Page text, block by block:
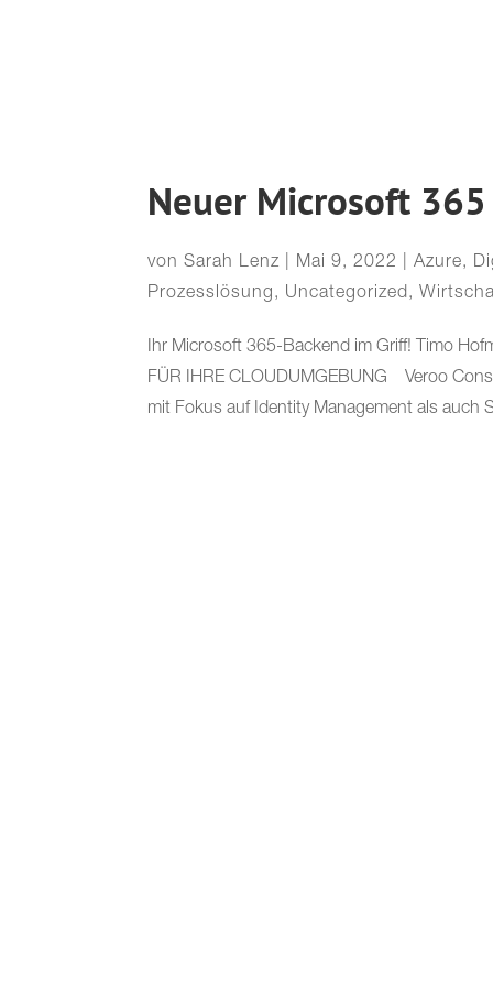
Neuer Microsoft
vonSarah Lenz Mai 9, 2022 |Azure,
Prozesslösung , Uncategorized,
Ihr Microsoft 365-Backend im Griff! Timo
FÜR IHRE CLOUDUMGEBUNG Veroo
mit Fokus auf Identity Management als auch